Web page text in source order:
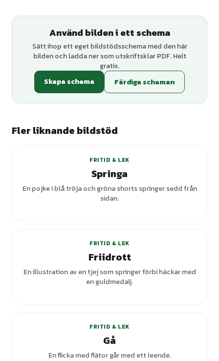
Använd bilden i ett schema
Sätt ihop ett eget bildstödsschema med den här
bilden och ladda ner som utskriftsklar PDF. Helt
gratis.
Skapa schema
Färdiga scheman
Fler liknande bildstöd
FRITID & LEK
Springa
En pojke i blå tröja och gröna shorts springer sedd från
sidan.
FRITID & LEK
Friidrott
En illustration av en tjej som springer förbi häckar med
en guldmedalj.
FRITID & LEK
Gå
En flicka med flätor går med ett leende.